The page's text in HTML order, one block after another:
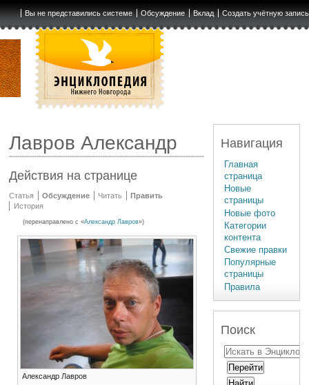
Вы не представились системе Обсуждение Вклад Создать учётную запись
Лавров Александр
Действия на странице
Статья Обсуждение Читать
Править
История
(перенаправлено с «Александр Лавров»)
Александр Лавров
Навигация
Главная
страница
Новые
страницы
Новые фото
Категории
контента
Свежие правки
Популярные
страницы
Правила
Поиск